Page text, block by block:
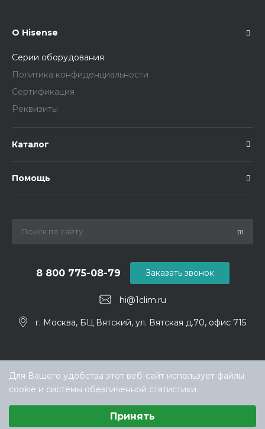
О Hisense
Серии оборудования
Политика конфиденциальности
Сертификация
Реквизиты
Каталог
Помощь
hi@1clim.ru
8 800 775-08-79
г. Москва, БЦ Вятский, ул. Вятская д.70, офис 715
Заказать звонок
Для Вашего удобства этот веб-сайт использует файлы
cookie и системы обезличенной статистики.
Принять